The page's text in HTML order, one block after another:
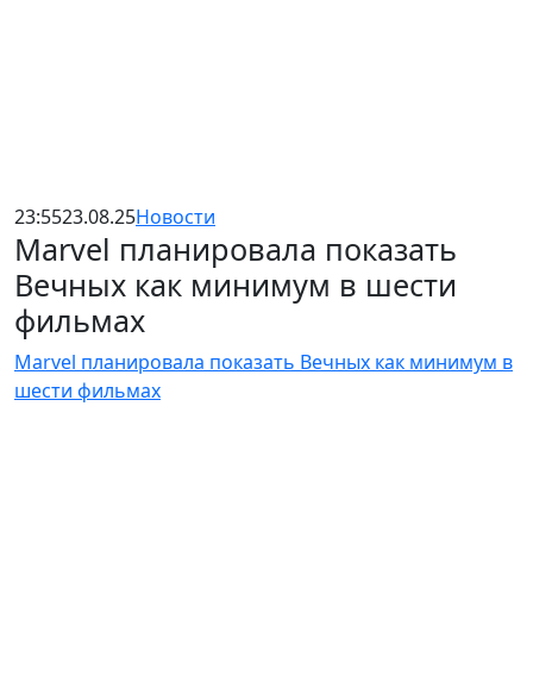
23:5523.08.25Новости
Marvel планировала показать
Вечных как минимум в шести
фильмах
Marvel планировала показать Вечных как минимум в
шести фильмах